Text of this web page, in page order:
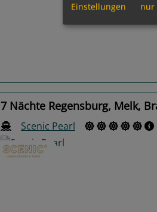
7 Nächte Regensburg, Melk,
Scenic Pearl
Einstellungen nur